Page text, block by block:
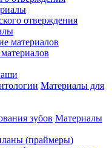
отверждения
Материалы для
Материалы
(праймеры)